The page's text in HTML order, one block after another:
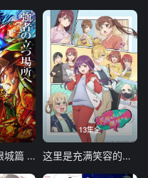
鬼灭之刃 无限城篇 第一章 猗窝座再袭
13集全
这里是充满笑容的职场。